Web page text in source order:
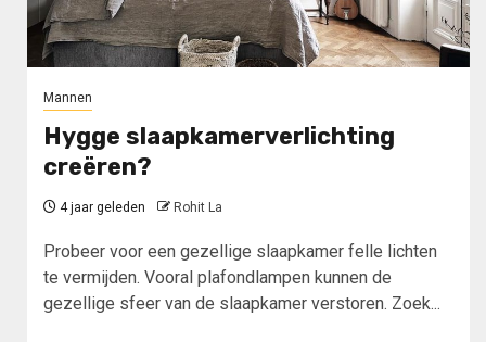
Mannen
Hygge slaapkamerverlichting
creëren?
4 jaar geleden Rohit La
Probeer voor een gezellige slaapkamer felle lichten
te vermijden. Vooral plafondlampen kunnen de
gezellige sfeer van de slaapkamer verstoren. Zoek...